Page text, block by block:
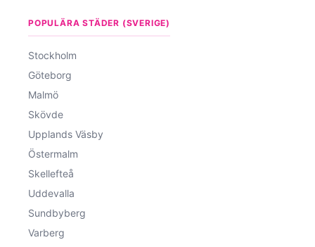
POPULÄRA STÄDER (SVERIGE)
Stockholm
Göteborg
Malmö
Skövde
Upplands Väsby
Östermalm
Skellefteå
Uddevalla
Sundbyberg
Varberg